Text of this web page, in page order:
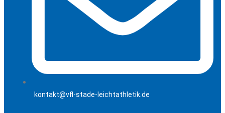
kontakt@vfl-stade-leichtathletik.de